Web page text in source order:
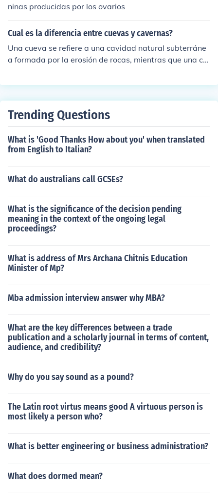
ninas producidas por los ovarios
Cual es la diferencia entre cuevas y cavernas?
Una cueva se refiere a una cavidad natural subterráne
a formada por la erosión de rocas, mientras que una ca
as las cavernas son cuevas, pero no todas las cuevas s
Trending Questions
What is 'Good Thanks How about you' when translated
from English to Italian?
What do australians call GCSEs?
What is the significance of the decision pending
meaning in the context of the ongoing legal
proceedings?
What is address of Mrs Archana Chitnis Education
Minister of Mp?
Mba admission interview answer why MBA?
What are the key differences between a trade
publication and a scholarly journal in terms of content,
audience, and credibility?
Why do you say sound as a pound?
The Latin root virtus means good A virtuous person is
most likely a person who?
What is better engineering or business administration?
What does dormed mean?